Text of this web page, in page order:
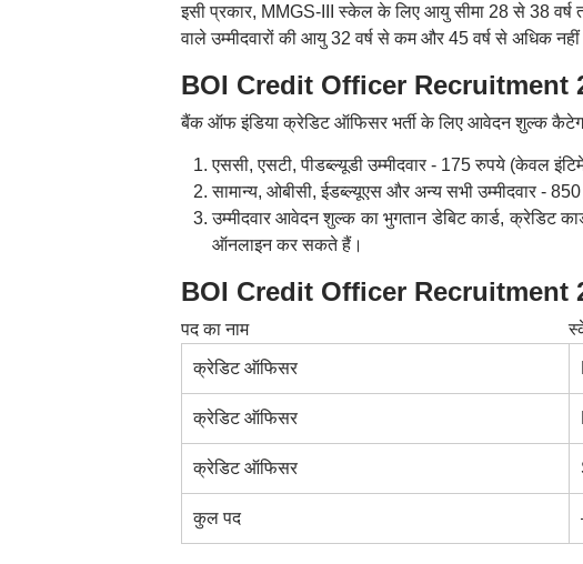
इसी प्रकार, MMGS-III स्केल के लिए आयु सीमा 28 से 38
वाले उम्मीदवारों की आयु 32 वर्ष से कम और 45 वर्ष से अधिक नहीं
BOI Credit Officer Recruitment
बैंक ऑफ इंडिया क्रेडिट ऑफिसर भर्ती के लिए आवेदन शुल्क
एससी, एसटी, पीडब्ल्यूडी उम्मीदवार - 175 रुपये (केवल
सामान्य, ओबीसी, ईडब्ल्यूएस और अन्य सभी उम्मीदवार -
उम्मीदवार आवेदन शुल्क का भुगतान डेबिट कार्ड, क्रेडिट
ऑनलाइन कर सकते हैं।
BOI Credit Officer Recruitment
पद का नाम
क्रेडिट ऑफिसर
क्रेडिट ऑफिसर
क्रेडिट ऑफिसर
कुल पद